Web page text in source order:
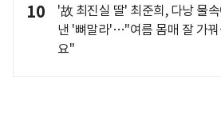
10
'故 최진실 딸' 최준희, 다낭 물
낸 '뼈말라'…"여름 몸매 잘 가꿔
요"